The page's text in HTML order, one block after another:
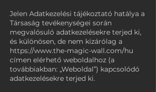
Jelen Adatkezelési tájékoztató hatálya a
Társaság tevékenységei során
megvalósuló adatkezelésekre terjed ki,
és különösen, de nem kizárólag a
https://www.the-magic-wall.com/hu
címen elérhető weboldalhoz (a
továbbiakban: „Weboldal”) kapcsolódó
adatkezelésekre terjed ki.